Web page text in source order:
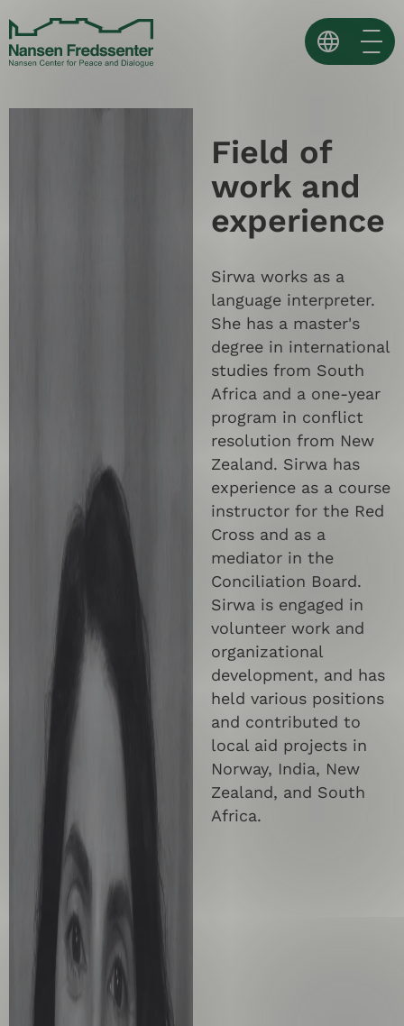
to
content
Español ↗
Field of
work and
experience
Sirwa works as a
language interpreter.
She has a master's
degree in international
studies from South
Africa and a one-year
program in conflict
resolution from New
Zealand. Sirwa has
experience as a course
instructor for the Red
Cross and as a
mediator in the
Conciliation Board.
Sirwa is engaged in
volunteer work and
organizational
development, and has
held various positions
and contributed to
local aid projects in
Norway, India, New
Zealand, and South
Africa.